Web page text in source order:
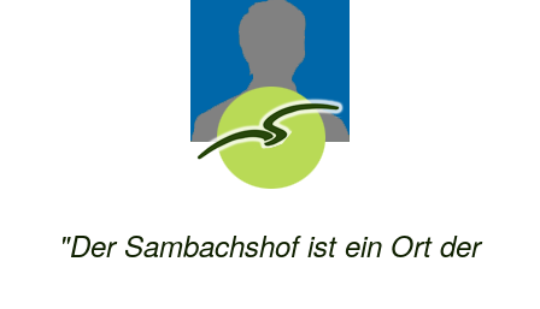
"Der Sambachshof ist ein Ort der